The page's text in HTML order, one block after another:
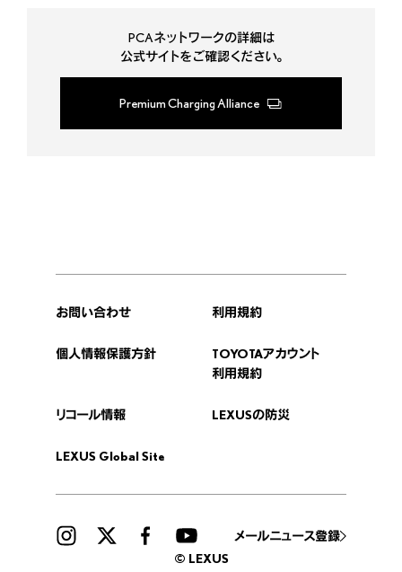
PCAネットワークの詳細は
公式サイトをご確認ください。
Premium Charging Alliance
お問い合わせ 利用規約
個人情報保護方針
TOYOTAアカウント
利用規約
リコール情報 LEXUSの防災
LEXUS Global Site
メールニュース登録
© LEXUS